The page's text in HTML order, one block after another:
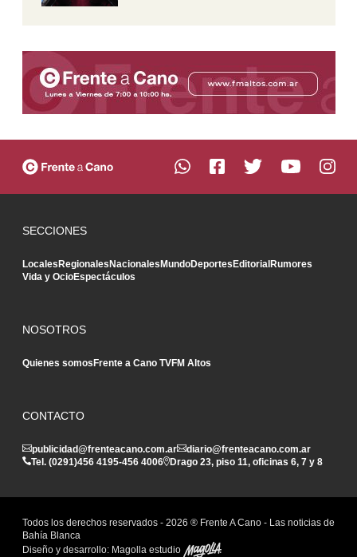
SECCIONES
LocalesRegionalesNacionalesMundoDeportesEditorialRumores
Vida y OcioEspectáculos
NOSOTROS
Quienes somosFrente a Cano TVFM Altos
CONTACTO
publicidad@frenteacano.com.ar
diario@frenteacano.com.ar
Tel. (0291)456 4195-456 4006 Drago 23, piso 11, oficinas 6, 7 y 8
Todos los derechos reservados - 2026 ® Frente A Cano - Las noticias de
Bahía Blanca
Diseño y desarrollo: Magolla estudio